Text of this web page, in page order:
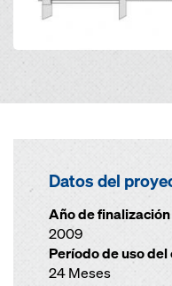
Datos del
Año de finalización
2009
Período de uso
24 Meses